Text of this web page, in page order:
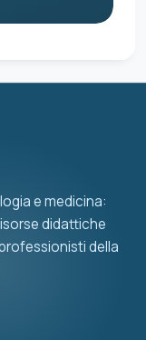
e medicina:
didattiche
della